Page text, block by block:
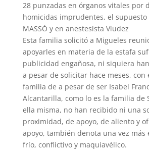
28 punzadas en órganos vitales por
homicidas imprudentes, el
MASSÓ y en anestesista Viudez
Esta familia solicitó a Migueles
apoyarles en materia de la estafa
publicidad engañosa, ni siquiera
a pesar de solicitar hace meses, con
familia de a pesar de ser Isabel
Alcantarilla, como lo es la familia de
ella misma, no han recibido ni una
proximidad, de apoyo, de aliento y
apoyo, también denota una vez
frío, conflictivo y maquiavélico.